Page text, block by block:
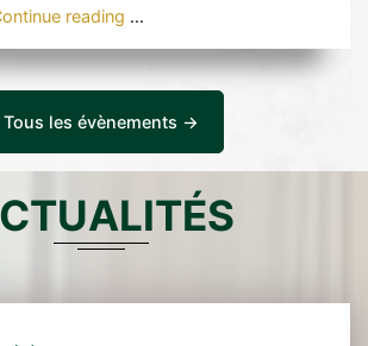
reading
de
|
Fitfy
Consent
International
...
Tous les évènements →